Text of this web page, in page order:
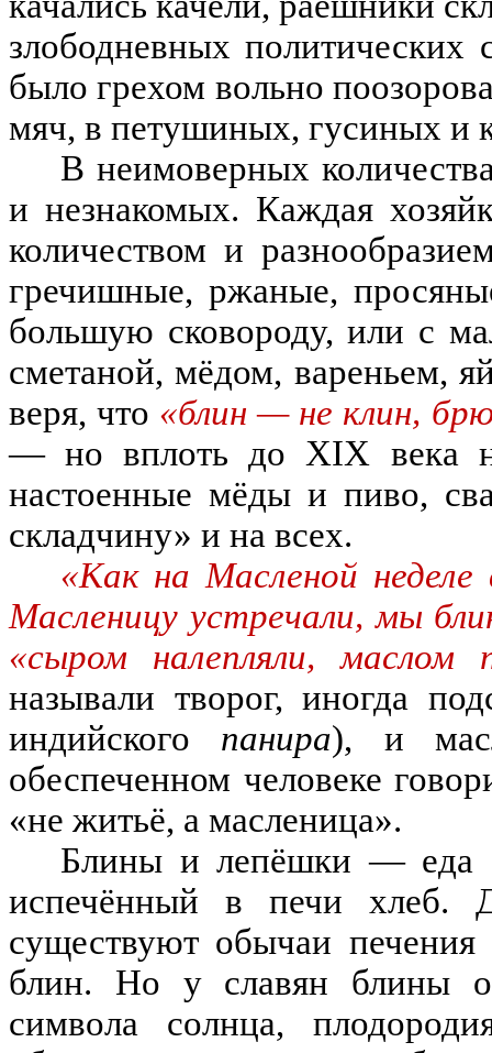
злободневных политических
было грехом вольно
мяч, в петушиных, гусиных и
В неимоверных
и незнакомых. Каждая
количеством и
гречишные, ржаные,
большую сковороду, или с
сметаной, мёдом, вареньем,
веря, что «блин — не клин,
— но вплоть до XIX века
настоенные мёды и пиво,
складчину» и на всех.
«Как на Масленой
Масленицу устречали, мы
«сыром налепляли, маслом
называли творог, иногда
индийского
панира),
и
обеспеченном человеке
«не житьё, а масленица».
Блины и лепёшки — еда
испечённый в печи хлеб.
существуют обычаи печения
блин.
Но у славян блины
символа солнца,